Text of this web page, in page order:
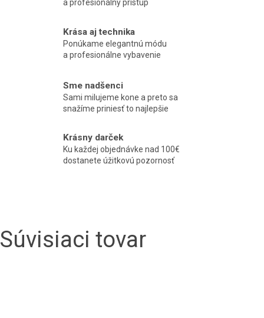
a profesionálny prístup
Krása aj technika
Ponúkame elegantnú módu
a profesionálne vybavenie
Sme nadšenci
Sami milujeme kone a preto sa
snažíme priniesť to najlepšie
Krásny darček
Ku každej objednávke nad 100€
dostanete úžitkovú pozornosť
Súvisiaci tovar